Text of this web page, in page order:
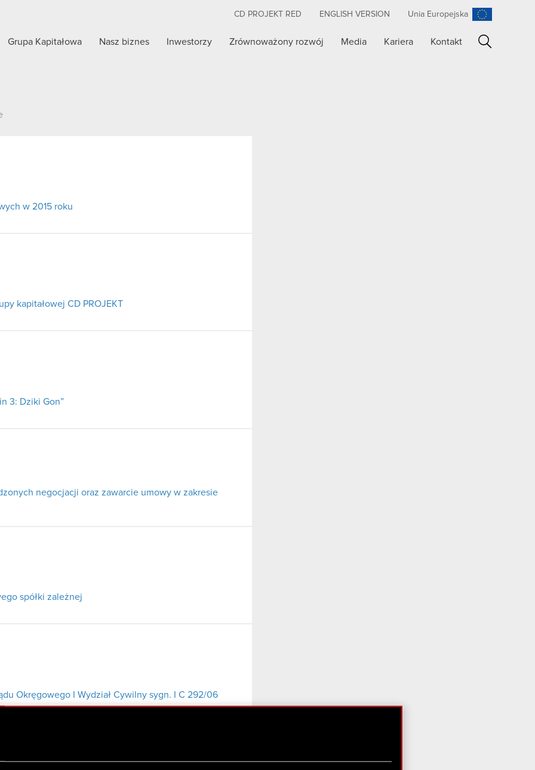
CD PROJEKT RED ENGLISH VERSION Unia Europejska
Grupa Kapitałowa Nasz biznes Inwestorzy Zrównoważony rozwój Media Kariera Kontakt
w 2015 roku
kapitałowej CD PROJEKT
3: Dziki Gon”
negocjacji oraz zawarcie umowy w zakresie
spółki zależnej
Okręgowego I Wydział Cywilny sygn. I C 292/06